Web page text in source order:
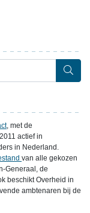
, met de
actief in
in Nederland.
van alle gekozen
Generaal, de
beschikt Overheid in
ambtenaren bij de